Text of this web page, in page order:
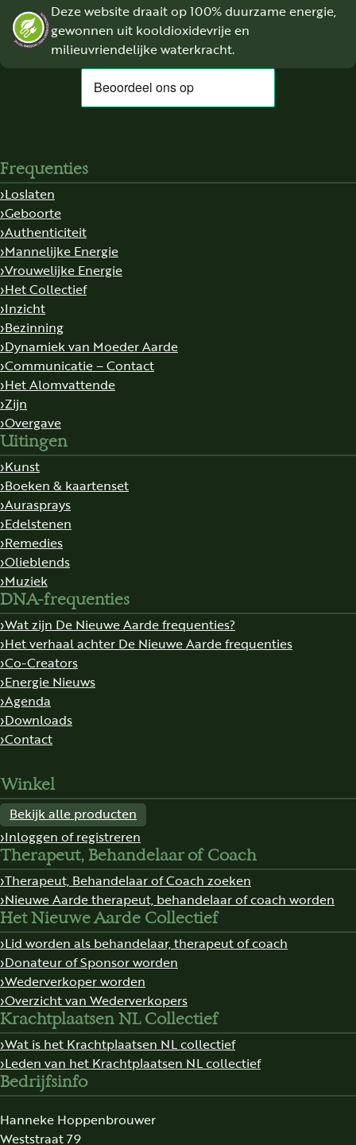
Deze website draait op 100% duurzame energie,
gewonnen uit kooldioxidevrije en
milieuvriendelijke waterkracht.
Frequenties
Loslaten
Geboorte
Authenticiteit
Mannelijke Energie
Vrouwelijke Energie
Het Collectief
Inzicht
Bezinning
Dynamiek van Moeder Aarde
Communicatie – Contact
Het Alomvattende
Zijn
Overgave
Uitingen
Kunst
Boeken & kaartenset
Aurasprays
Edelstenen
Remedies
Olieblends
Muziek
DNA-frequenties
Wat zijn De Nieuwe Aarde frequenties?
Het verhaal achter De Nieuwe Aarde frequenties
Co-Creators
Energie Nieuws
Agenda
Downloads
Contact
Winkel
Bekijk alle producten
Inloggen of registreren
Therapeut, Behandelaar of Coach
Therapeut, Behandelaar of Coach zoeken
Nieuwe Aarde therapeut, behandelaar of coach worden
Het Nieuwe Aarde Collectief
Lid worden als behandelaar, therapeut of coach
Donateur of Sponsor worden
Wederverkoper worden
Overzicht van Wederverkopers
Krachtplaatsen NL Collectief
Wat is het Krachtplaatsen NL collectief
Leden van het Krachtplaatsen NL collectief
Bedrijfsinfo
Hanneke Hoppenbrouwer
Weststraat 79